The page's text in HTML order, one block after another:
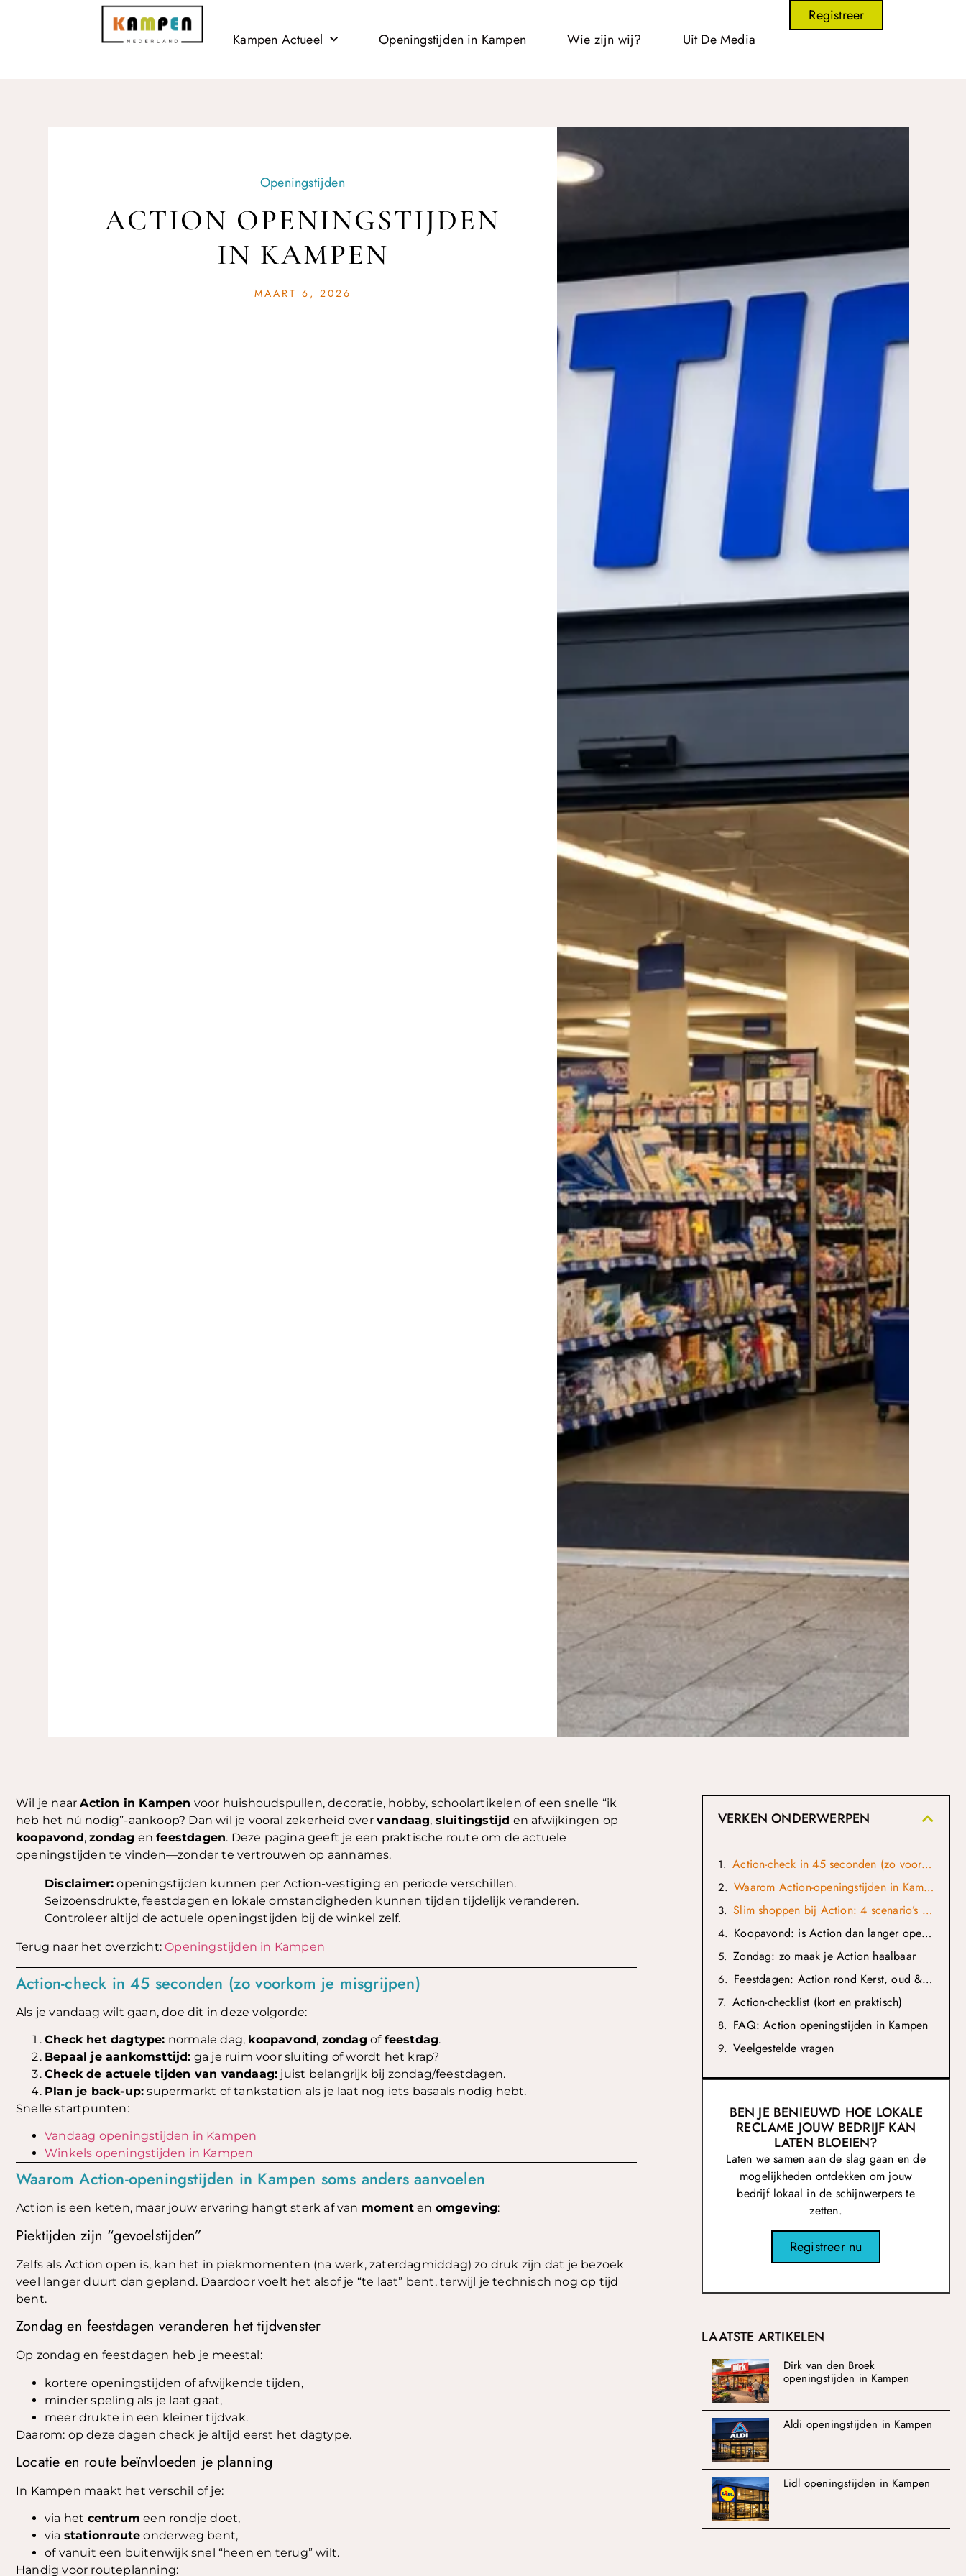
Kampen Actueel Openingstijden in Kampen Wie zijn wij? Uit De Media
Registreer
Openingstijden
ACTION OPENINGSTIJDEN
IN KAMPEN
MAART 6, 2026
Wil je naarAction in Kampen voor huishoudspullen, decoratie, hobby, schoolartikelen of een snelle “ik
heb het nú nodig”-aankoop? Dan wil je vooral zekerheid overvandaag, sluitingstijd en afwijkingen op
koopavond,zondag enfeestdagen. Deze pagina geeft je een praktische route om de actuele
openingstijden te vinden—zonder te vertrouwen op aannames.
Disclaimer: openingstijden kunnen per Action-vestiging en periode verschillen.
Seizoensdrukte, feestdagen en lokale omstandigheden kunnen tijden tijdelijk veranderen.
Controleer altijd de actuele openingstijden bij de winkel zelf.
Terug naar het overzicht:Openingstijden in Kampen
Action-check in 45 seconden (zo voorkom je misgrijpen)
Als je vandaag wilt gaan, doe dit in deze volgorde:
Check het dagtype: normale dag, koopavond, zondag of feestdag.
Bepaal je aankomsttijd: ga je ruim voor sluiting of wordt het krap?
Check de actuele tijden van vandaag: juist belangrijk bij zondag/feestdagen.
Plan je back-up: supermarkt of tankstation als je laat nog iets basaals nodig hebt.
Snelle startpunten:
Vandaag openingstijden in Kampen
Winkels openingstijden in Kampen
Waarom Action-openingstijden in Kampen soms anders aanvoelen
Action is een keten, maar jouw ervaring hangt sterk af van moment en omgeving:
Piektijden zijn “gevoelstijden”
Zelfs als Action open is, kan het in piekmomenten (na werk, zaterdagmiddag) zo druk zijn dat je bezoek
veel langer duurt dan gepland. Daardoor voelt het alsof je “te laat” bent, terwijl je technisch nog op tijd
bent.
Zondag en feestdagen veranderen het tijdvenster
Op zondag en feestdagen heb je meestal:
kortere openingstijden of afwijkende tijden,
minder speling als je laat gaat,
meer drukte in een kleiner tijdvak.
Daarom: op deze dagen check je altijd eerst het dagtype.
Locatie en route beïnvloeden je planning
In Kampen maakt het verschil of je:
via het centrum een rondje doet,
via stationroute onderweg bent,
of vanuit een buitenwijk snel “heen en terug” wilt.
Handig voor routeplanning:
VERKEN ONDERWERPEN
Action-check in 45 seconden (zo voorkom je misgrijpen)
Waarom Action-openingstijden in Kampen soms anders aanvoelen
Slim shoppen bij Action: 4 scenario’s die vaak voorkomen
Koopavond: is Action dan langer open?
Zondag: zo maak je Action haalbaar
Feestdagen: Action rond Kerst, oud & nieuw en Koningsdag
Action-checklist (kort en praktisch)
FAQ: Action openingstijden in Kampen
Veelgestelde vragen
BEN JE BENIEUWD HOE LOKALE
RECLAME JOUW BEDRIJF KAN
LATEN BLOEIEN?
Laten we samen aan de slag gaan en de
mogelijkheden ontdekken om jouw
bedrijf lokaal in de schijnwerpers te
zetten.
Registreer nu
LAATSTE ARTIKELEN
Dirk van den Broek
openingstijden in Kampen
Aldi openingstijden in Kampen
Lidl openingstijden in Kampen